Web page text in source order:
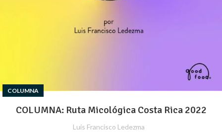
COLUMNA
COLUMNA: Ruta Micológica Costa Rica 2022
Luis Francisco Ledezma